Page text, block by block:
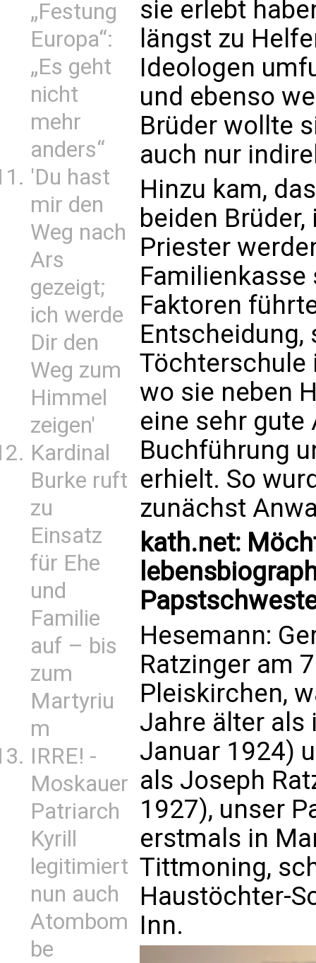
„Festung
Europa“:
„Es geht
nicht
mehr
anders“
'Du hast
mir den
Weg nach
Ars
gezeigt;
ich werde
Dir den
Weg zum
Himmel
zeigen'
Kardinal
Burke ruft
zu
Einsatz
für Ehe
und
Familie
auf – bis
zum
Martyriu
m
IRRE! -
Moskauer
Patriarch
Kyrill
legitimiert
nun auch
Atombom
be
sie erlebt
längst zu
Ideologen
und ebenso
Brüder wollte
auch nur
Hinzu kam,
beiden
Priester
Faktoren
Töchterschule
wo sie neben
eine sehr gute
Buchführung
erhielt. So
zunächst
kath.net:
Hesemann:
Ratzinger am
Pleiskirchen,
Jahre älter als
Januar 1924)
als Joseph
1927), unser
erstmals in
Tittmoning,
Haustöchter-
Inn.